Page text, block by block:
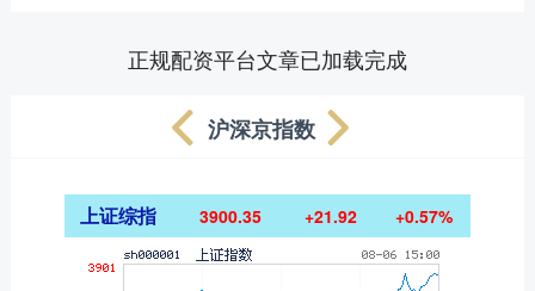
正规配资平台文章已加载完成
沪深京指数
上证综指 3900.35 +21.92 +0.57%